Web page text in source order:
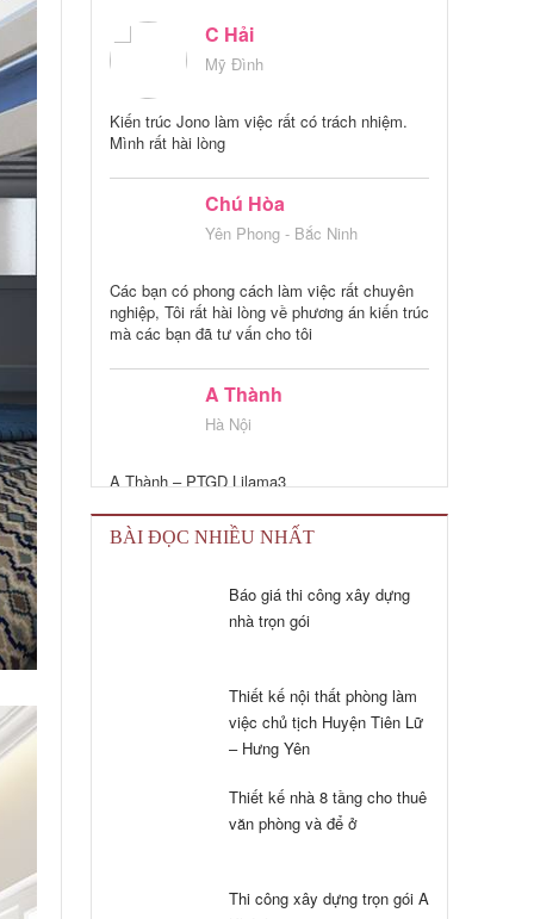
Mỹ Đình
Kiến trúc Jono làm việc rất có trách nhiệm.
Mình rất hài lòng
Yên Phong - Bắc Ninh
Các bạn có phong cách làm việc rất chuyên
mà các bạn đã tư vấn cho tôi
Hà Nội
A Thành – PTGD Lilama3
Bên Kiến trúc Jono thiết kế và thi công căn
tác vệ sinh luôn đảm bảo không ảnh hưởng
đến căn hộ xung quanh
A. Dũng - Dương nội hà
đông
Kiến trúc jono đã giúp tôi đưa ra phương án
cho nhà lệch tầng rất hợp lý
Cảm ơn các bạn! chúc các bạn ngày càng
A Tuấn Anh
Tôi được người quen giới thiệu đến văn phòng
BÀI ĐỌC NHIỀU NHẤT
Báo giá thi công xây dựng
nhà trọn gói
Thiết kế nội thất phòng làm
việc chủ tịch Huyện Tiên Lữ
– Hưng Yên
Thiết kế nhà 8 tầng cho thuê
văn phòng và để ở
Thi công xây dựng trọn gói A